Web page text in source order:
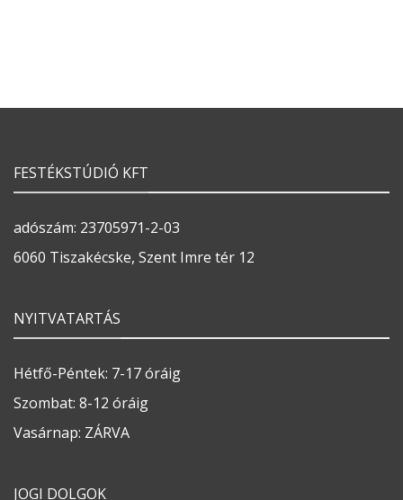
FESTÉKSTÚDIÓ KFT
adószám: 23705971-2-03
6060 Tiszakécske, Szent Imre tér 12
NYITVATARTÁS
Hétfő-Péntek: 7-17 óráig
Szombat: 8-12 óráig
Vasárnap: ZÁRVA
JOGI DOLGOK